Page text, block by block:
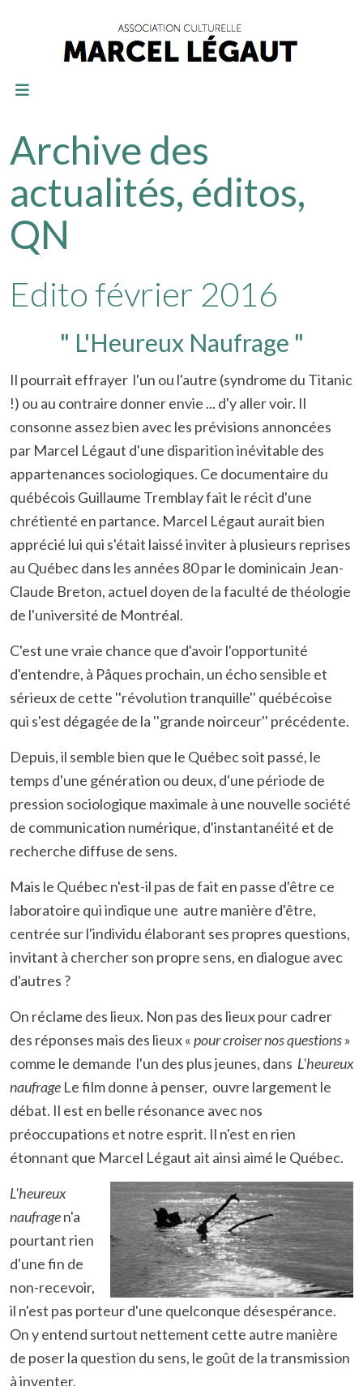
Archive des
actualités, éditos,
QN
Edito février 2016
" L'Heureux Naufrage "
Il pourrait effrayer l'un ou l'autre (syndrome du Titanic
!) ou au contraire donner envie ... d'y aller voir. Il
consonne assez bien avec les prévisions annoncées
par Marcel Légaut d'une disparition inévitable des
appartenances sociologiques. Ce documentaire du
québécois Guillaume Tremblay fait le récit d'une
chrétienté en partance. Marcel Légaut aurait bien
apprécié lui qui s'était laissé inviter à plusieurs reprises
au Québec dans les années 80 par le dominicain Jean-
Claude Breton, actuel doyen de la faculté de théologie
de l'université de Montréal.
C'est une vraie chance que d'avoir l'opportunité
d'entendre, à Pâques prochain, un écho sensible et
sérieux de cette ''révolution tranquille'' québécoise
qui s'est dégagée de la ''grande noirceur'' précédente.
Depuis, il semble bien que le Québec soit passé, le
temps d'une génération ou deux, d'une période de
pression sociologique maximale à une nouvelle société
de communication numérique, d'instantanéité et de
recherche diffuse de sens.
Mais le Québec n'est-il pas de fait en passe d'être ce
laboratoire qui indique une autre manière d'être,
centrée sur l'individu élaborant ses propres questions,
invitant à chercher son propre sens, en dialogue avec
d'autres ?
On réclame des lieux. Non pas des lieux pour cadrer
des réponses mais des lieux «pour croiser nos questions»
comme le demande l'un des plus jeunes, dans L'heureux
naufrage Le film donne à penser, ouvre largement le
débat. Il est en belle résonance avec nos
préoccupations et notre esprit. Il n'est en rien
étonnant que Marcel Légaut ait ainsi aimé le Québec.
L'heureux
naufragen'a
pourtant rien
d'une fin de
non-recevoir,
il n'est pas porteur d'une quelconque désespérance.
On y entend surtout nettement cette autre manière
de poser la question du sens, le goût de la transmission
à inventer.